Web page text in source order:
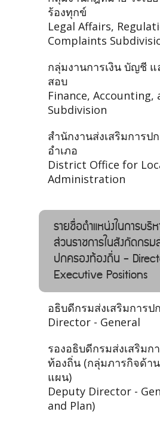
ร้องทุกข์
Legal Affairs,
Complaints
กลุ่มงานการเงิน บัญชี แ
สอบ
Finance, Accounting,
Subdivision
สำนักงานส่งเสริมการป
อำเภอ
District Office for
Administration
รายชื่อตำแหน่งในการบริ
ส่วนราชการในสังกัดกรม
ปกครองท้องถิ่น -
Executive Positions
อธิบดีกรมส่งเสริมการป
Director - General
รองอธิบดีกรมส่งเสริมก
ท้องถิ่น (กลุ่มภารกิจด้า
แผน)
Deputy Director -
and Plan)